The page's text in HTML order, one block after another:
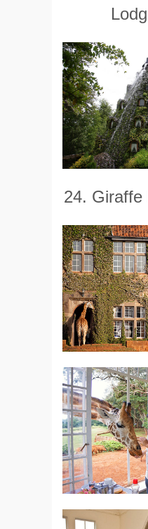
24. Giraffe